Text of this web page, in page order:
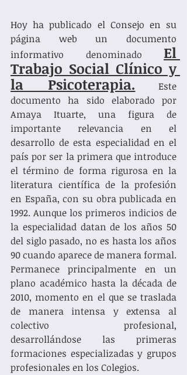
Hoy ha publicado el Consejo en su
página web un documento
informativo denominado El
Trabajo Social Clínico y
la Psicoterapia. Este
documento ha sido elaborado por
Amaya Ituarte, una figura de
importante relevancia en el
desarrollo de esta especialidad en el
país por ser la primera que introduce
el término de forma rigurosa en la
literatura científica de la profesión
en España, con su obra publicada en
1992. Aunque los primeros indicios de
la especialidad datan de los años 50
del siglo pasado, no es hasta los años
90 cuando aparece de manera formal.
Permanece principalmente en un
plano académico hasta la década de
2010, momento en el que se traslada
de manera intensa y extensa al
colectivo profesional,
desarrollándose las primeras
formaciones especializadas y grupos
profesionales en los Colegios.